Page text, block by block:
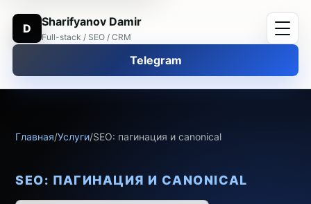
D Sharifyanov Damir
Full-stack / SEO / CRM
Telegram
Главная/Услуги/SEO: пагинация и canonical
SEO: ПАГИНАЦИЯ И CANONICAL